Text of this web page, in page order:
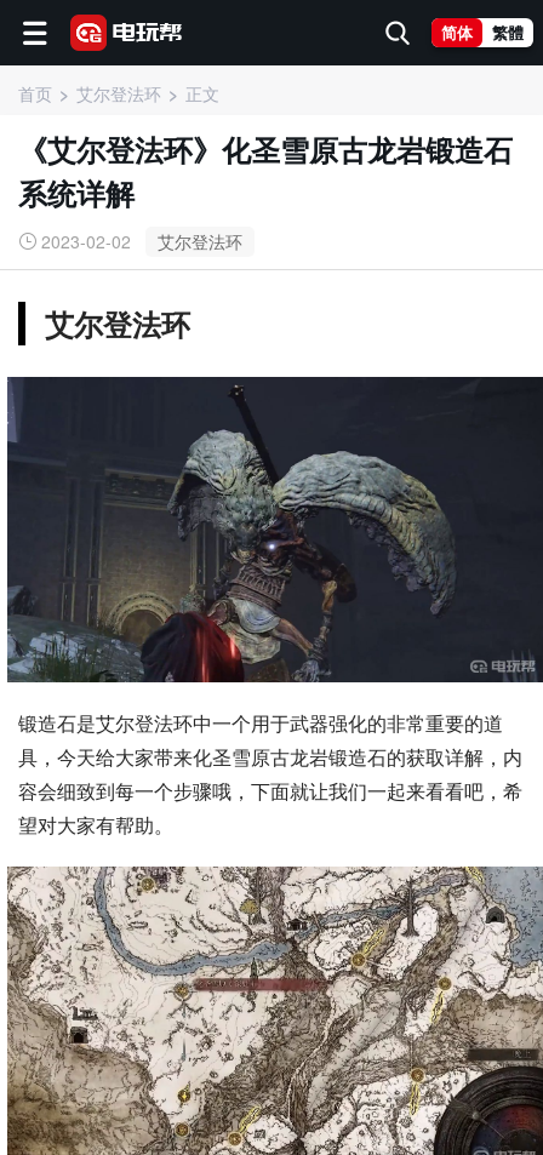
简体 繁體
首页 艾尔登法环 正文
《艾尔登法环》化圣雪原古龙岩锻造石
系统详解
2023-02-02 艾尔登法环
艾尔登法环
锻造石是艾尔登法环中一个用于武器强化的非常重要的道
具，今天给大家带来化圣雪原古龙岩锻造石的获取详解，内
容会细致到每一个步骤哦，下面就让我们一起来看看吧，希
望对大家有帮助。